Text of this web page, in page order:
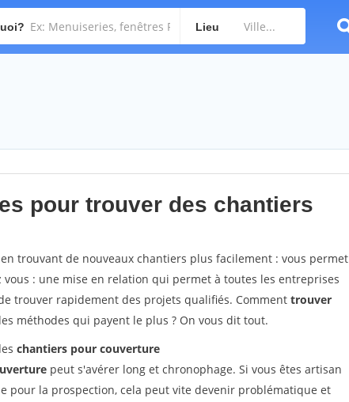
Lieu
pour trouver des chantiers
trouvant de nouveaux chantiers plus facilement : vous permet
: une mise en relation qui permet à toutes les entreprises
trouver rapidement des projets qualifiés. Comment trouver
méthodes qui payent le plus ? On vous dit tout.
chantiers pour couverture
peut s'avérer long et chronophage. Si vous êtes artisan
pour la prospection, cela peut vite devenir problématique et